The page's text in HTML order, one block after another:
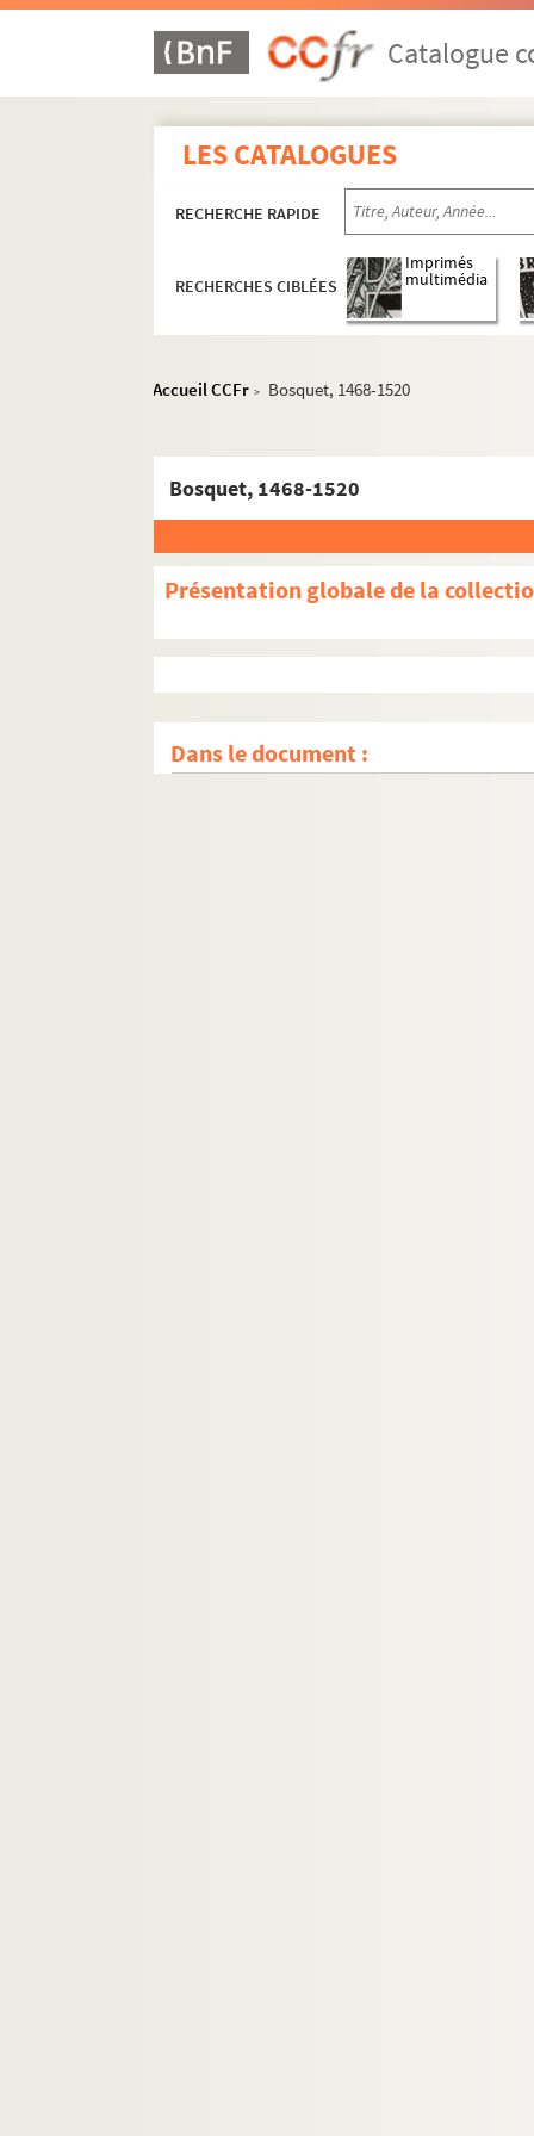
Catalogue
LES CATALOGUES
RECHERCHE RAPIDE
RECHERCHES CIBLÉES
Imprimés
multimédia
Accueil CCFr > Bosquet, 1468-1520
Bosquet, 1468-1520
Présentation globale de la
Dans le document :